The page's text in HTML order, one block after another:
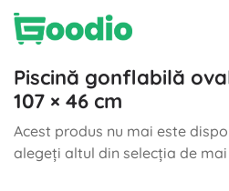
Piscină gonflabilă
107 × 46 cm
Acest produs nu mai este
alegeți altul din selecția de mai